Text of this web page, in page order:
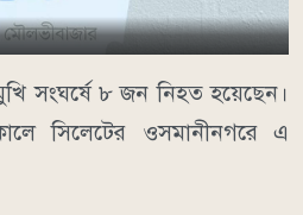
সংঘর্ষে ৮ জন নিহত হয়েছেন।
সিলেটের ওসমানীনগরে এ